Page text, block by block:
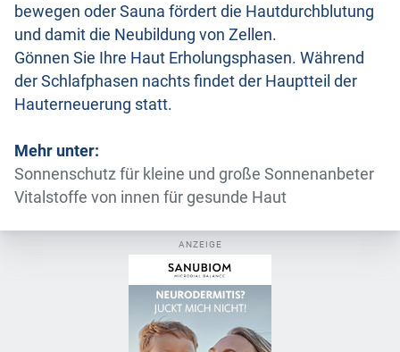
bewegen oder Sauna fördert die Hautdurchblutung
und damit die Neubildung von Zellen.
Gönnen Sie Ihre Haut Erholungsphasen. Während
der Schlafphasen nachts findet der Hauptteil der
Hauterneuerung statt.
Mehr unter:
Sonnenschutz für kleine und große Sonnenanbeter
Vitalstoffe von innen für gesunde Haut
ANZEIGE